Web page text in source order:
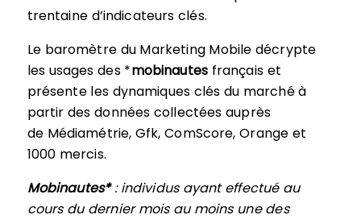
trentaine d’indicateurs clés.
Le baromètre du Marketing Mobile décrypte
les usages des *mobinautes français et
présente les dynamiques clés du marché à
partir des données collectées auprès
de Médiamétrie, Gfk, ComScore, Orange et
1000 mercis.
Mobinautes*: individus ayant effectué au
cours du dernier mois au moins une des